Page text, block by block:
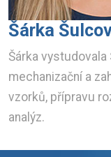
Šárka
Šárka
mechanizační a
vzorků, přípravu
analýz.